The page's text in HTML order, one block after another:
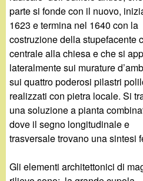
parte si fonde con il nuovo,
1623 e termina nel 1640 con la
costruzione della stupefacente
centrale alla chiesa e che si
lateralmente sui murature
sui quattro poderosi pilastri
realizzati con pietra locale. Si
una soluzione a pianta
dove il segno longitudinale e
trasversale trovano una sintesi
Gli elementi architettonici di